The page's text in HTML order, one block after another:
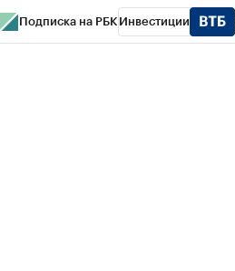
Подписка на РБК Инвестиции